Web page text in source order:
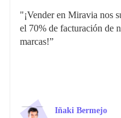
"¡Vender en Miravia nos
el 70% de facturación de
marcas!”
Iñaki Bermejo